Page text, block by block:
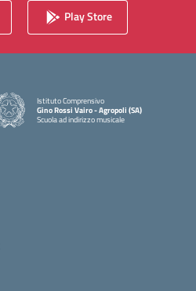
Play Store
Istituto Comprensivo
Gino Rossi Vairo - Agropoli (SA)
Scuola ad indirizzo musicale